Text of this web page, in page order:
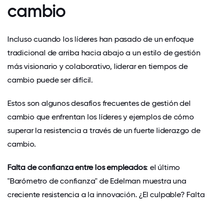
cambio
Incluso cuando los líderes han pasado de un enfoque
tradicional de arriba hacia abajo a un estilo de gestión
más visionario y colaborativo, liderar en tiempos de
cambio puede ser difícil.
Estos son algunos desafíos frecuentes de gestión del
cambio que enfrentan los líderes y ejemplos de cómo
superar la resistencia a través de un fuerte liderazgo de
cambio.
Falta de confianza entre los empleados: el último
"Barómetro de confianza" de Edelman muestra una
creciente resistencia a la innovación. ¿El culpable? Falta